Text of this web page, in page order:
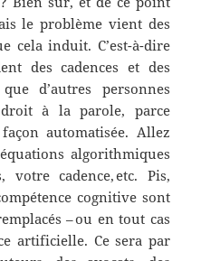
le problème vient des
cela induit. C’est-à-dire
des cadences et des
d’autres personnes
à la parole, parce
automatisée. Allez
algorithmiques
cadence, etc. Pis,
cognitive sont
– ou en tout cas
artificielle. Ce sera par